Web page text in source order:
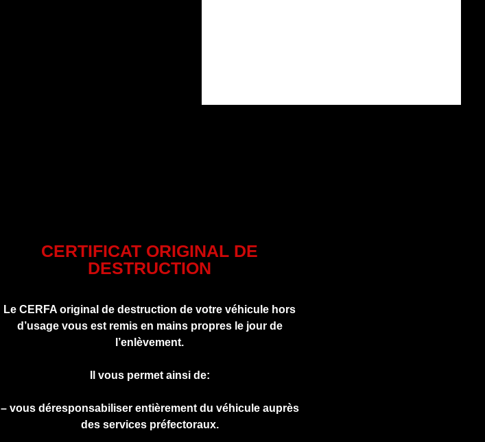
CERTIFICAT ORIGINAL DE
DESTRUCTION
Le CERFA original de destruction de votre véhicule hors
d’usage vous est remis en mains propres le jour de
l’enlèvement.
Il vous permet ainsi de:
– vous déresponsabiliser entièrement du véhicule auprès
des services préfectoraux.